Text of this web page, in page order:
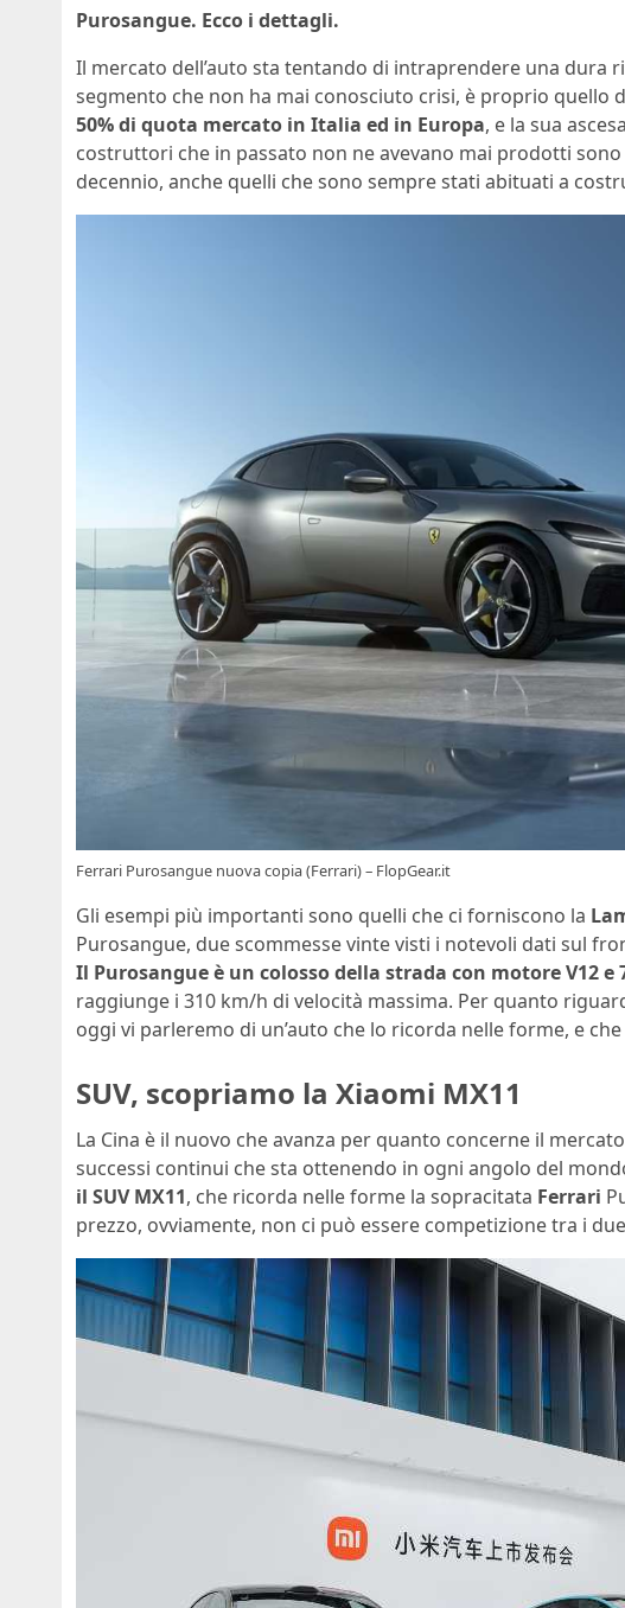
Purosangue. Ecco i dettagli.
Il mercato dell’auto sta tentando di intraprendere una dura
segmento che non ha mai conosciuto crisi, è proprio quello
50% di quota mercato in Italia ed in Europa, e la sua
costruttori che in passato non ne avevano mai prodotti
decennio, anche quelli che sono sempre stati abituati a
Ferrari Purosangue nuova copia (Ferrari) – FlopGear.it
Gli esempi più importanti sono quelli che ci forniscono la
Purosangue, due scommesse vinte visti i notevoli dati sul
Il Purosangue è un colosso della strada con motore V12
raggiunge i 310 km/h di velocità massima. Per quanto
oggi vi parleremo di un’auto che lo ricorda nelle forme, e
SUV, scopriamo la Xiaomi MX11
La Cina è il nuovo che avanza per quanto concerne il
successi continui che sta ottenendo in ogni angolo del
il SUV MX11, che ricorda nelle forme la sopracitata Ferrari
prezzo, ovviamente, non ci può essere competizione tra i